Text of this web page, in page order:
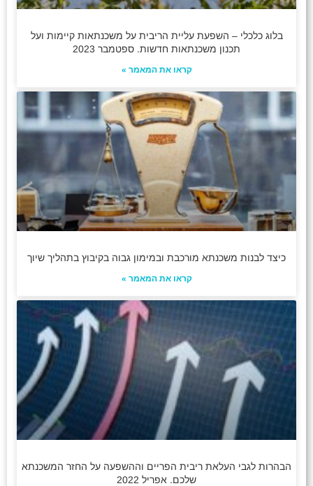
בלוג כלכלי – השפעת עליית הריבית על משכנתאות קיימות ועל
תכנון משכנתאות חדשות. ספטמבר 2023
קראו את המאמר »
כיצד לבנות משכנתא מורכבת ובמימון גבוה בקיבוץ בתהליך שיוך
קראו את המאמר »
הבהרות לגבי העלאת ריבית הפריים וההשפעה על החזר המשכנתא
שלכם. אפריל 2022